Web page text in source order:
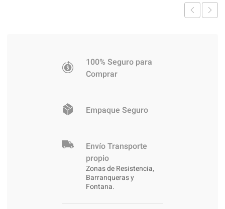
100% Seguro para
Comprar
Empaque Seguro
Envío Transporte
propio
Zonas de Resistencia,
Barranqueras y
Fontana.